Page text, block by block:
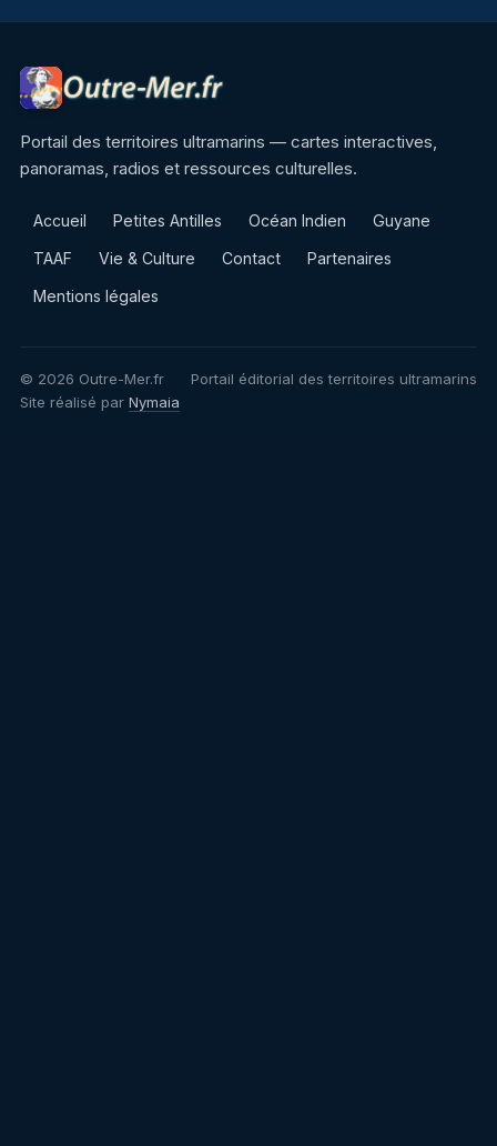
Portail des territoires ultramarins — cartes interactives,
panoramas, radios et ressources culturelles.
Accueil Petites Antilles Océan Indien
Guyane
TAAF
Vie & Culture Contact
Partenaires
Mentions légales
© 2026 Outre-Mer.fr
Portail éditorial des territoires ultramarins
Site réalisé par Nymaia